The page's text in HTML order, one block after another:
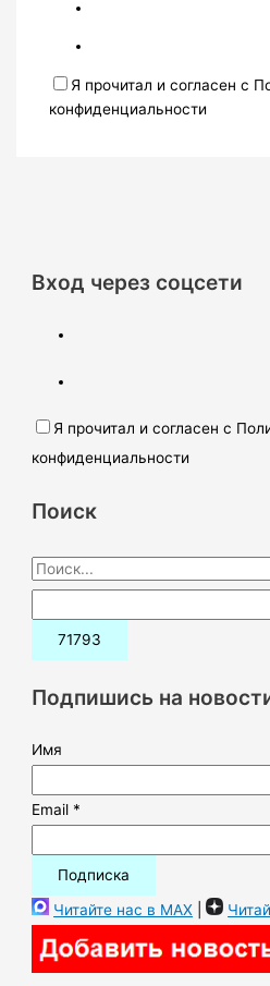
Я прочитал и согласен с
конфиденциальности
Вход через соцсети
Я прочитал и согласен с
конфиденциальности
Поиск
П
о
и
:Подпишись на
Имя
Email *
Читайте нас в MAX |